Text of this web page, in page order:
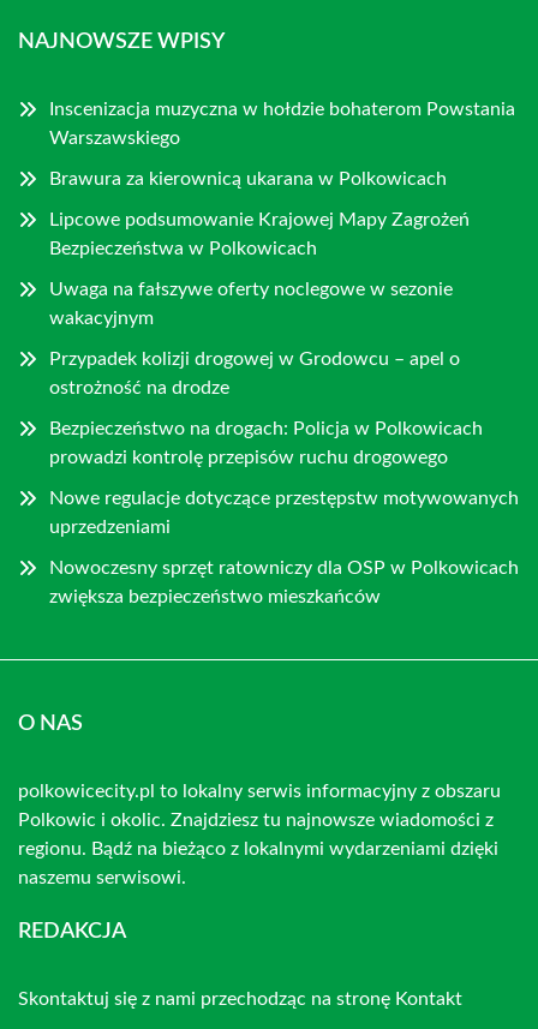
NAJNOWSZE WPISY
Inscenizacja muzyczna w hołdzie bohaterom Powstania
Warszawskiego
Brawura za kierownicą ukarana w Polkowicach
Lipcowe podsumowanie Krajowej Mapy Zagrożeń
Bezpieczeństwa w Polkowicach
Uwaga na fałszywe oferty noclegowe w sezonie
wakacyjnym
Przypadek kolizji drogowej w Grodowcu – apel o
ostrożność na drodze
Bezpieczeństwo na drogach: Policja w Polkowicach
prowadzi kontrolę przepisów ruchu drogowego
Nowe regulacje dotyczące przestępstw motywowanych
uprzedzeniami
Nowoczesny sprzęt ratowniczy dla OSP w Polkowicach
zwiększa bezpieczeństwo mieszkańców
O NAS
polkowicecity.pl to lokalny serwis informacyjny z obszaru
Polkowic i okolic. Znajdziesz tu najnowsze wiadomości z
regionu. Bądź na bieżąco z lokalnymi wydarzeniami dzięki
naszemu serwisowi.
REDAKCJA
Skontaktuj się z nami przechodząc na stronę Kontakt